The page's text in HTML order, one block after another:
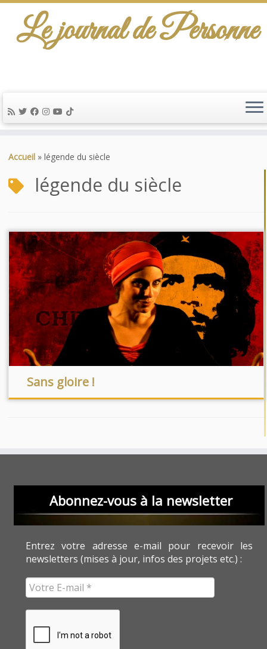
au
Le journal de Personne
Accueil » légende du siècle
légende du siècle
Sans gloire !
Abonnez-vous à la newsletter
Entrez votre adresse e-mail pour recevoir les
newsletters (mises à jour, infos des projets etc.) :